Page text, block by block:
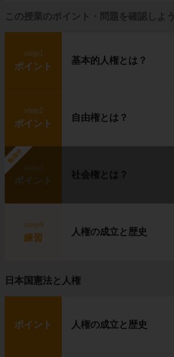
この授業のポイント・問題を確認しよう
step1
ポイント
基本的人権とは？
step2
ポイント
自由権とは？
勉強中
ポイント
社会権とは？
step4
練習
人権の成立と歴史
日本国憲法と人権
ポイント 人権の成立と歴史